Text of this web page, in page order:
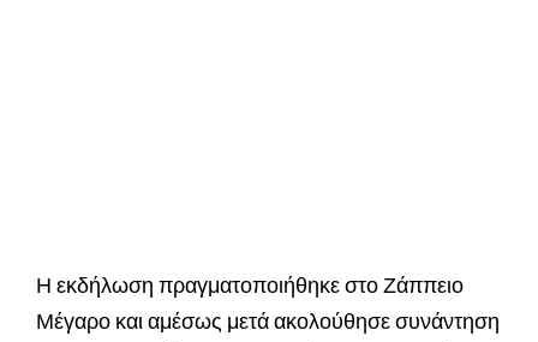
Η εκδήλωση πραγματοποιήθηκε στο Ζάππειο
Μέγαρο και αμέσως μετά ακολούθησε συνάντηση